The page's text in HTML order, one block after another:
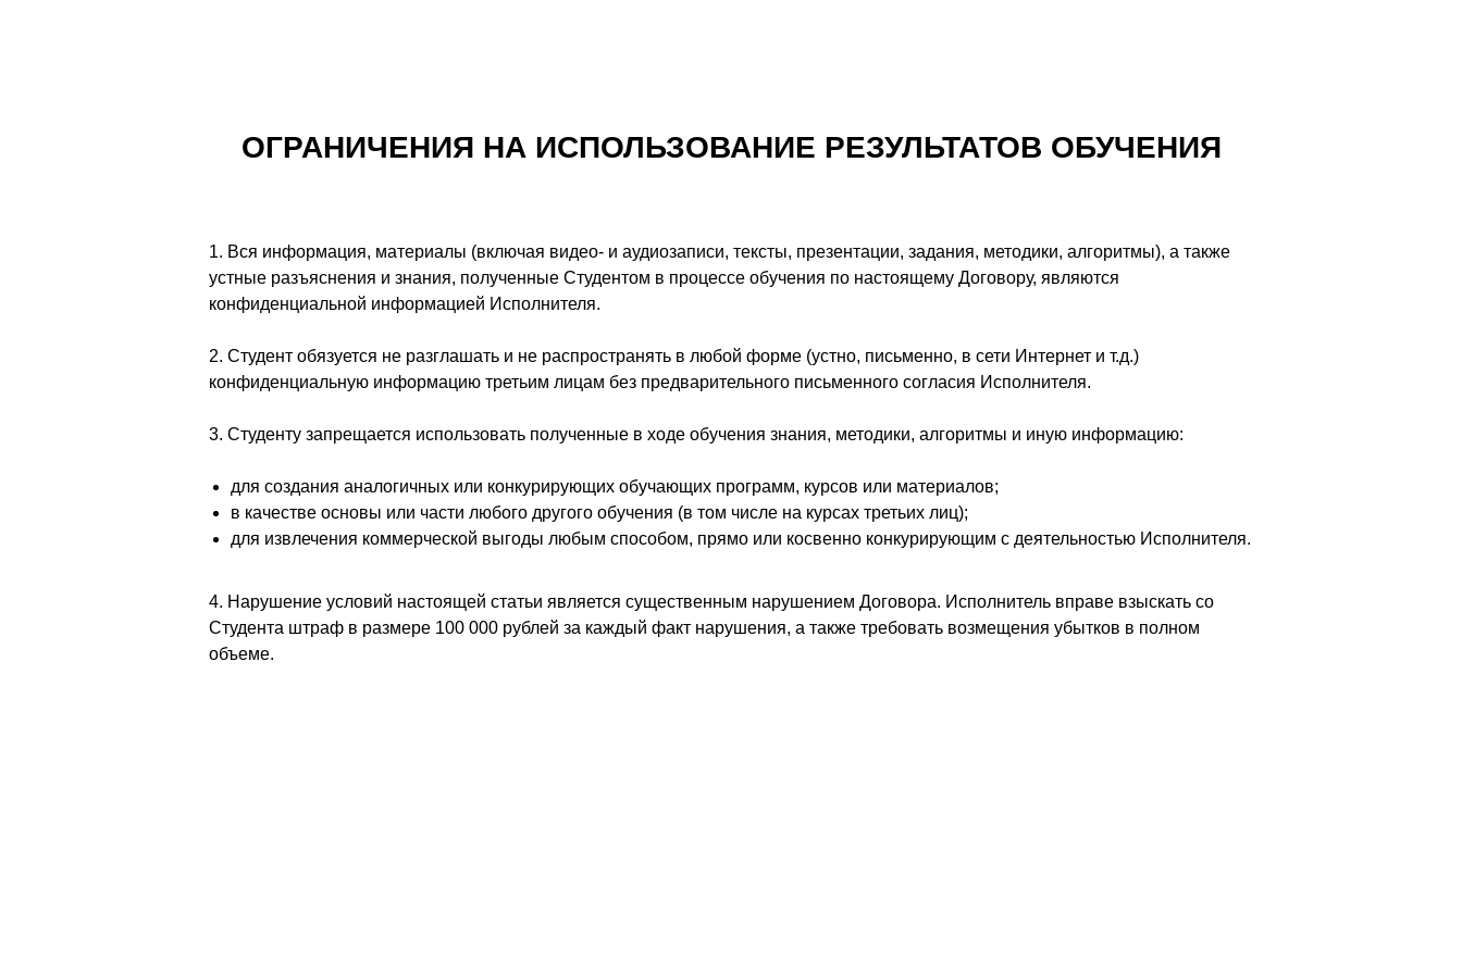
ОГРАНИЧЕНИЯ НА ИСПОЛЬЗОВАНИЕ РЕЗУЛЬТАТОВ ОБУЧЕНИЯ
1. Вся информация, материалы (включая видео- и аудиозаписи, тексты, презентации, задания, методики, алгоритмы), а также
устные разъяснения и знания, полученные Студентом в процессе обучения по настоящему Договору, являются
конфиденциальной информацией Исполнителя.
2. Студент обязуется не разглашать и не распространять в любой форме (устно, письменно, в сети Интернет и т.д.)
конфиденциальную информацию третьим лицам без предварительного письменного согласия Исполнителя.
3. Студенту запрещается использовать полученные в ходе обучения знания, методики, алгоритмы и иную информацию:
для создания аналогичных или конкурирующих обучающих программ, курсов или материалов;
в качестве основы или части любого другого обучения (в том числе на курсах третьих лиц);
для извлечения коммерческой выгоды любым способом, прямо или косвенно конкурирующим с деятельностью Исполнителя.
4. Нарушение условий настоящей статьи является существенным нарушением Договора. Исполнитель вправе взыскать со
Студента штраф в размере 100 000 рублей за каждый факт нарушения, а также требовать возмещения убытков в полном
объеме.